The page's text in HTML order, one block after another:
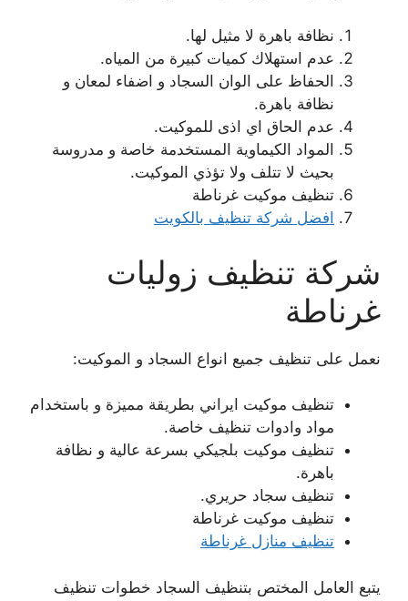
نظافة باهرة لا مثيل لها.
عدم استهلاك كميات كبيرة من المياه.
الحفاظ على الوان السجاد و اضفاء لمعان و
نظافة باهرة.
عدم الحاق اي اذى للموكيت.
المواد الكيماوية المستخدمة خاصة و مدروسة
بحيث لا تتلف ولا تؤذي الموكيت.
تنظيف موكيت غرناطة
افضل شركة تنظيف بالكويت
شركة تنظيف زوليات
غرناطة
نعمل على تنظيف جميع انواع السجاد و الموكيت:
تنظيف موكيت ايراني بطريقة مميزة و باستخدام
مواد وادوات تنظيف خاصة.
تنظيف موكيت بلجيكي بسرعة عالية و نظافة
باهرة.
تنظيف سجاد حريري.
تنظيف موكيت غرناطة
تنظيف منازل غرناطة
يتبع العامل المختص بتنظيف السجاد خطوات تنظيف